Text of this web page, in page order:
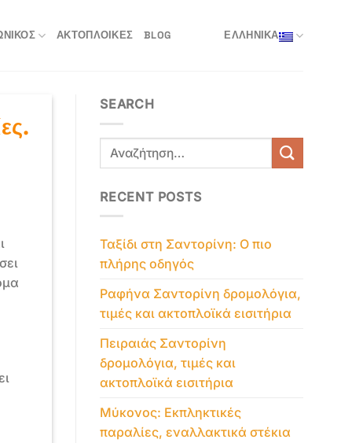
ΑΚΤΟΠΛΟΙΚΈΣ BLOG ΕΛΛΗΝΙΚΑ
SEARCH
RECENT POSTS
Ταξίδι στη Σαντορίνη: Ο πιο
πλήρης οδηγός
Ραφήνα Σαντορίνη δρομολόγια,
τιμές και ακτοπλοϊκά εισιτήρια
Πειραιάς Σαντορίνη
δρομολόγια, τιμές και
ακτοπλοϊκά εισιτήρια
Μύκονος: Εκπληκτικές
παραλίες, εναλλακτικά στέκια